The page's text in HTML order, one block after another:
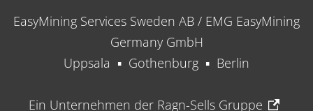
EasyMining Services Sweden AB / EMG EasyMining
Germany GmbH
Uppsala ▪ Gothenburg ▪ Berlin
Ein Unternehmen der Ragn-Sells Gruppe